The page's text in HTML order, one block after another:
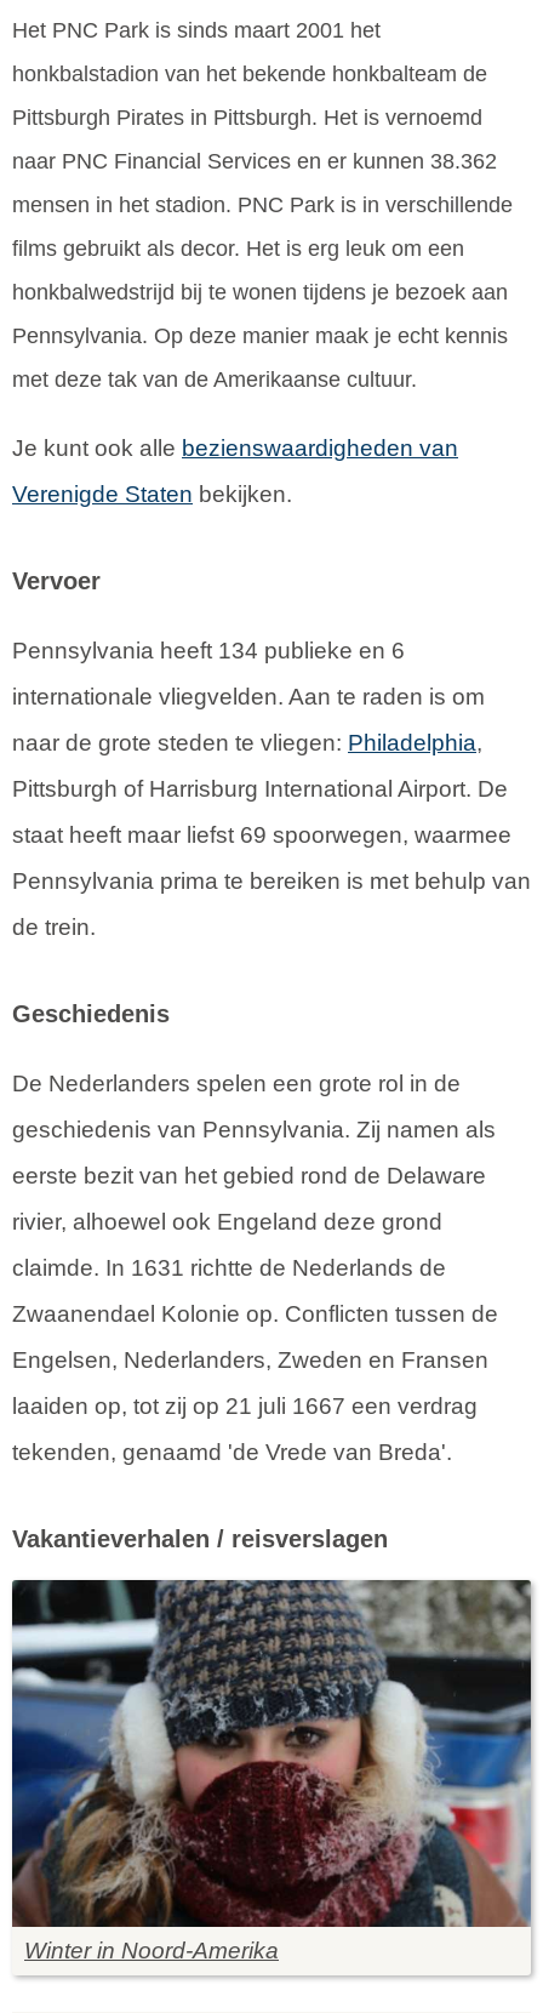
Het PNC Park is sinds maart 2001 het
honkbalstadion van het bekende honkbalteam de
Pittsburgh Pirates in Pittsburgh. Het is vernoemd
naar PNC Financial Services en er kunnen 38.362
mensen in het stadion. PNC Park is in verschillende
films gebruikt als decor. Het is erg leuk om een
honkbalwedstrijd bij te wonen tijdens je bezoek aan
Pennsylvania. Op deze manier maak je echt kennis
met deze tak van de Amerikaanse cultuur.
Je kunt ook alle bezienswaardigheden van
Verenigde Staten bekijken.
Vervoer
Pennsylvania heeft 134 publieke en 6
internationale vliegvelden. Aan te raden is om
naar de grote steden te vliegen: Philadelphia,
Pittsburgh of Harrisburg International Airport. De
staat heeft maar liefst 69 spoorwegen, waarmee
Pennsylvania prima te bereiken is met behulp van
de trein.
Geschiedenis
De Nederlanders spelen een grote rol in de
geschiedenis van Pennsylvania. Zij namen als
eerste bezit van het gebied rond de Delaware
rivier, alhoewel ook Engeland deze grond
claimde. In 1631 richtte de Nederlands de
Zwaanendael Kolonie op. Conflicten tussen de
Engelsen, Nederlanders, Zweden en Fransen
laaiden op, tot zij op 21 juli 1667 een verdrag
tekenden, genaamd 'de Vrede van Breda'.
Vakantieverhalen / reisverslagen
Winter in Noord-Amerika